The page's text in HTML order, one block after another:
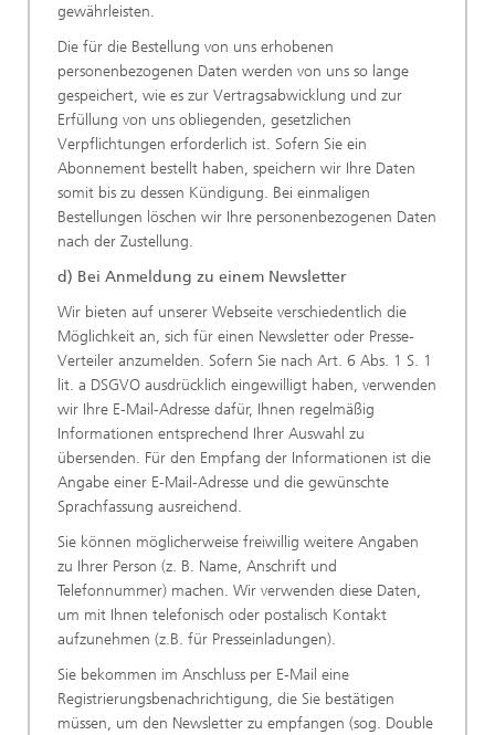
gewährleisten.
Die für die Bestellung von uns erhobenen
personenbezogenen Daten werden von uns so lange
gespeichert, wie es zur Vertragsabwicklung und zur
Erfüllung von uns obliegenden, gesetzlichen
Verpflichtungen erforderlich ist. Sofern Sie ein
Abonnement bestellt haben, speichern wir Ihre Daten
somit bis zu dessen Kündigung. Bei einmaligen
Bestellungen löschen wir Ihre personenbezogenen Daten
nach der Zustellung.
d) Bei Anmeldung zu einem Newsletter
Wir bieten auf unserer Webseite verschiedentlich die
Möglichkeit an, sich für einen Newsletter oder Presse-
Verteiler anzumelden. Sofern Sie nach Art. 6 Abs. 1 S. 1
lit. a DSGVO ausdrücklich eingewilligt haben, verwenden
wir Ihre E-Mail-Adresse dafür, Ihnen regelmäßig
Informationen entsprechend Ihrer Auswahl zu
übersenden. Für den Empfang der Informationen ist die
Angabe einer E-Mail-Adresse und die gewünschte
Sprachfassung ausreichend.
Sie können möglicherweise freiwillig weitere Angaben
zu Ihrer Person (z. B. Name, Anschrift und
Telefonnummer) machen. Wir verwenden diese Daten,
um mit Ihnen telefonisch oder postalisch Kontakt
aufzunehmen (z.B. für Presseinladungen).
Sie bekommen im Anschluss per E-Mail eine
Registrierungsbenachrichtigung, die Sie bestätigen
müssen, um den Newsletter zu empfangen (sog. Double